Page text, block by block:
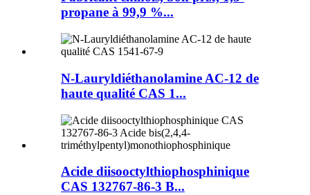
propane à 99,9 %...
N-Lauryldiéthanolamine AC-12 de
haute qualité CAS 1...
Acide diisooctylthiophosphinique
CAS 132767-86-3 B...